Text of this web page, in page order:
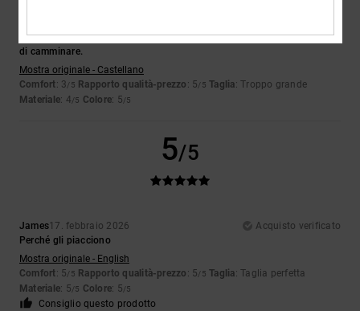
È bellissimo e ha un sacco di stile, ma non si adatta bene al mio modo
di camminare.
Mostra originale - Castellano
Comfort: 3/5 Rapporto qualità-prezzo : 5/5 Taglia: Troppo grande
Materiale: 4/5 Colore: 5/5
5/5
James17. febbraio 2026
Acquisto verificato
Perché gli piacciono
Mostra originale - English
Comfort: 5/5 Rapporto qualità-prezzo : 5/5 Taglia: Taglia perfetta
Materiale: 5/5 Colore: 5/5
Consiglio questo prodotto